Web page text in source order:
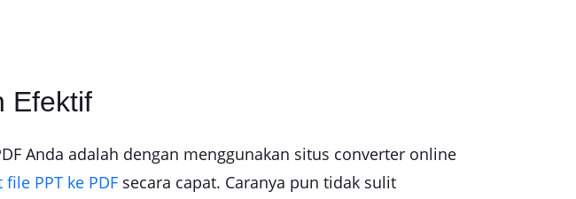
Efektif
Anda adalah dengan menggunakan situs converter online
PPT ke PDF secara capat. Caranya pun tidak sulit